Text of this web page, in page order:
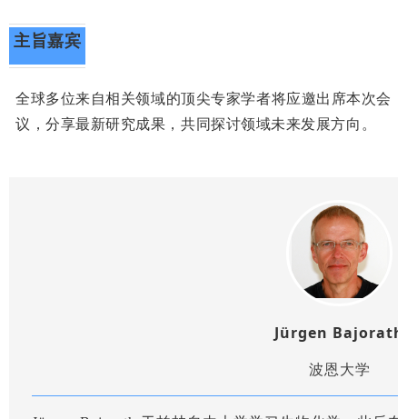
主旨嘉宾
全球多位来自相关领域的顶尖专家学者将应邀出席本次会
议，分享最新研究成果，共同探讨领域未来发展方向。
Jürgen Bajorath
波恩大学